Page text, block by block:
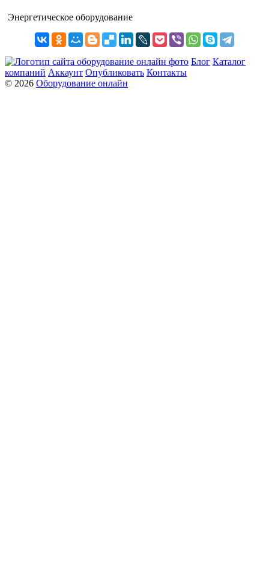
Энергетическое оборудование
Блог Каталог
компаний Аккаунт Опубликовать Контакты
© 2026 Оборудование онлайн